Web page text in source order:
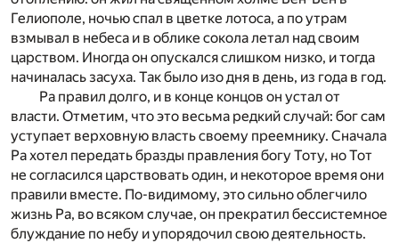
Гелиополе, ночью спал в цветке лотоса, а по утрам
взмывал в небеса и в облике сокола летал над своим
царством. Иногда он опускался слишком низко, и тогда
начиналась засуха. Так было изо дня в день, из года в год.
Ра правил долго, и в конце концов он устал от
власти. Отметим, что это весьма редкий случай: бог сам
уступает верховную власть своему преемнику. Сначала
Ра хотел передать бразды правления богу Тоту, но Тот
не согласился царствовать один, и некоторое время они
правили вместе. По-видимому, это сильно облегчило
жизнь Ра, во всяком случае, он прекратил бессистемное
блуждание по небу и упорядочил свою деятельность.